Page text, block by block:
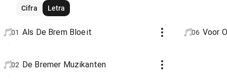
Cifra
Letra
01 Als De Brem Bloeit
02 De Bremer Muzikanten
06 Voor